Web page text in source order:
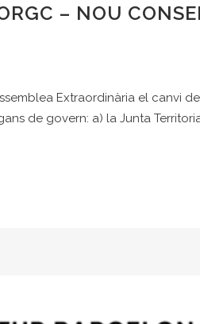
– NOU
Extraordinària el canvi
de govern: a) la Junta